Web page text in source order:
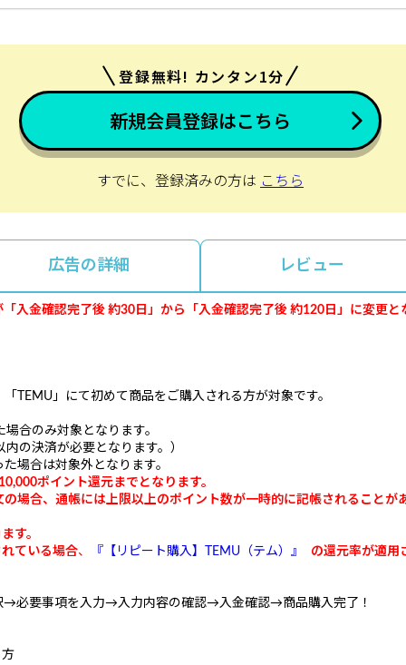
登録無料! カンタン1分
新規会員登録はこちら
すでに、登録済みの方は こちら
広告の詳細 レビュー
入金確認完了後 約30日」から「入金確認完了後 約120日」に変更
TEMU」にて初めて商品をご購入される方が対象です。
合のみ対象となります。
の決済が必要となります。）
場合は対象外となります。
ポイント還元までとなります。
場合、通帳には上限以上のポイント数が一時的に記帳されることが
す。
ている場合、 『 【リピート購入】TEMU（テム）』 の還元率が適用
→必要事項を入力→入力内容の確認→入金確認→商品購入完了！
方